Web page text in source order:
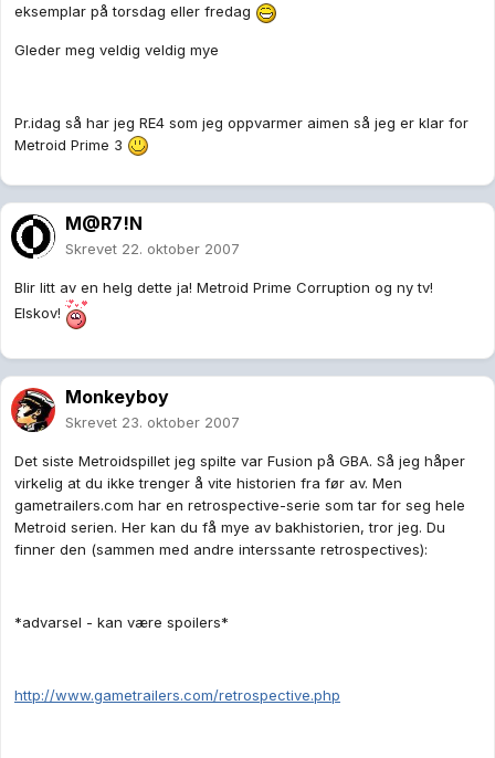
eksemplar på torsdag eller fredag
Gleder meg veldig veldig mye
Pr.idag så har jeg RE4 som jeg oppvarmer aimen så jeg er klar for
Metroid Prime 3
M@R7!N
Skrevet 22. oktober 2007
Blir litt av en helg dette ja! Metroid Prime Corruption og ny tv!
Elskov!
Monkeyboy
Skrevet 23. oktober 2007
Det siste Metroidspillet jeg spilte var Fusion på GBA. Så jeg håper
virkelig at du ikke trenger å vite historien fra før av. Men
gametrailers.com har en retrospective-serie som tar for seg hele
Metroid serien. Her kan du få mye av bakhistorien, tror jeg. Du
finner den (sammen med andre interssante retrospectives):
*advarsel - kan være spoilers*
http://www.gametrailers.com/retrospective.php